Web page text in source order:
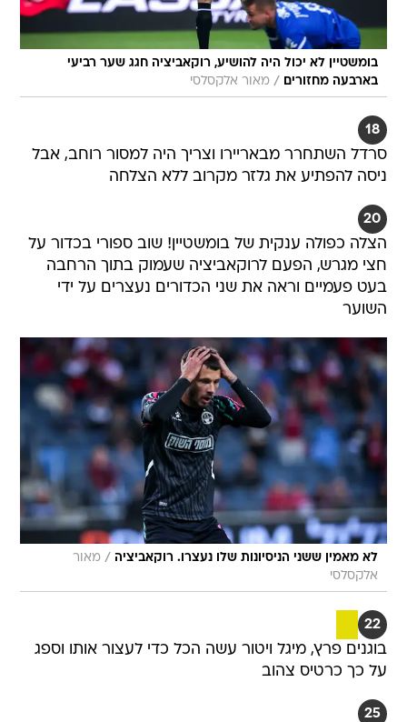
בומשטיין לא יכול היה להושיע, רוקאביציה חגג שער רביעי
בארבעה מחזורים
/ מאור אלקסלסי
18
סרדל השתחרר מבאריירו וצריך היה למסור רוחב, אבל
ניסה להפתיע את גלזר מקרוב ללא הצלחה
20
הצלה כפולה ענקית של בומשטיין! שוב ספורי בכדור על
חצי מגרש, הפעם לרוקאביציה שעמוק בתוך הרחבה
בעט פעמיים וראה את שני הכדורים נעצרים על ידי
השוער
לא מאמין ששני הניסיונות שלו נעצרו. רוקאביציה / מאור
אלקסלסי
22
בוגנים פרץ, מיגל ויטור עשה הכל כדי לעצור אותו וספג
על כך כרטיס צהוב
25